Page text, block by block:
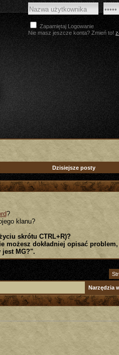
Zapamiętaj Logowanie
Nie masz jeszcze konta? Zmień to!
Dzisiejsze posty
?
klanu?
skrótu CTRL+R)?
możesz dokładniej opisać problem,
jest MG?".
Narzędzia